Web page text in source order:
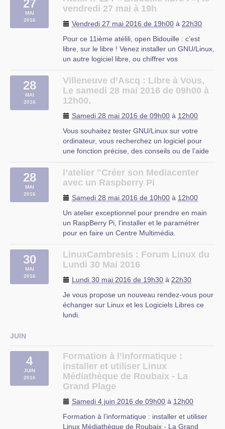
Cet atelier est tout public, vous pouvez venir
27
MAI
2016
vendredi 27 mai à 19h
Vendredi 27 mai 2016 de 19h00 à 22h30
Pour ce 11ième atélili, open Bidouille : c’est
libre, sur le libre ! Venez installer un GNU/Linux,
un autre logiciel libre, ou chiffrer vos
D’autres infos sur notre site web :
atelili.tuxfamily.org
Infos pratiques : Date : vendredi 27 mai 2016 à
28
MAI
2016
Villeneuve d’Ascq : Libre à Vous,
Le samedi 28 mai 2016 de 09h00 à
12h00.
Samedi 28 mai 2016 de 09h00 à 12h00
Vous souhaitez tester GNU/Linux sur votre
ordinateur, vous recherchez un logiciel pour
une fonction précise, des conseils ou de l’aide
Libre à Vous est une permanence destinée à
vous faciliter l’utilisation de l’informatique. Vous
28
MAI
2016
l’atelier "Créer son Mediacenter
avec un Raspberry Pi
Samedi 28 mai 2016 de 10h00 à 12h00
Un atelier exceptionnel pour prendre en main
un RaspBerry Pi, l’installer et le paramétrer
pour en faire un Centre Multimédia.
plus ni moins qu’un petit ordinateur de salon qui
vous permet de lire des contenus vidéos,
2 Rue Pierre Motte, 59100 Roubaix
30
MAI
2016
LinuxCambresis : Forum Linux du
Lundi 30 Mai 2016
Lundi 30 mai 2016 de 19h30 à 22h30
Je vous propose un nouveau rendez-vous pour
échanger sur Linux et les Logiciels Libres ce
lundi.
Nous nous retrouverons donc au CIP de 18 h à
20 h. Merci de bien vouloir noter cet horaire.
À (…)
Proville
JUIN
4
JUIN
2016
Formation à l’informatique :
installer et utiliser Linux
Médiathèque de Roubaix - La
Grand Plage
Samedi 4 juin 2016 de 09h00 à 12h00
Formation à l’informatique : installer et utiliser
Linux Médiathèque de Roubaix - La Grand